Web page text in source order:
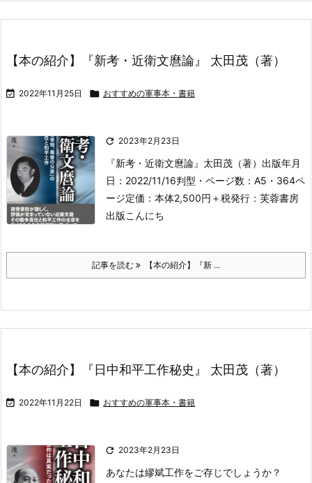
【本の紹介】『新考・近衛文麿論』 太田茂（著）
 2022年11月25日  おすすめの軍事本・書籍
 2023年2月23日
『新考・近衛文麿論』 太田茂（著） 出版年月
日：2022/11/16判型・ページ数：A5・364ペ
ージ定価：本体2,500円＋税発行：芙蓉書房
出版こんにち
記事を読む 【本の紹介】『新 ...
【本の紹介】『日中和平工作秘史』 太田茂（著）
 2022年11月22日  おすすめの軍事本・書籍
 2023年2月23日
あなたは繆斌工作をご存じでしょうか？